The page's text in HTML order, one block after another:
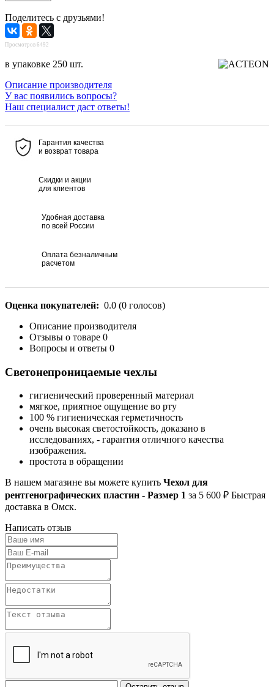
Поделитесь с друзьями!
Просмотров 6492
в упаковке 250 шт.
Описание производителя
У вас появились вопросы?
Наш специалист даст ответы!
Гарантия качества
и возврат товара
Скидки и акции
для клиентов
Удобная доставка
по всей России
Оплата безналичным
расчетом
Оценка покупателей: 0.0 (0 голосов)
Описание производителя
Отзывы о товаре 0
Вопросы и ответы 0
Светонепроницаемые чехлы
гигиенический проверенный материал
мягкое, приятное ощущение во рту
100 % гигиеническая герметичность
очень высокая светостойкость, доказано в
исследованиях, - гарантия отличного качества
изображения.
простота в обращении
В нашем магазине вы можете купить Чехол для
рентгенографических пластин - Размер 1 за 5 600 ₽ Быстрая
доставка в Омск.
Написать отзыв